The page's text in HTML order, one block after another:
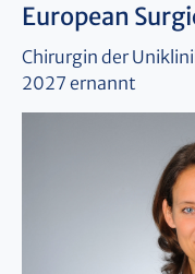
European
Chirurgin der
2027 ernannt